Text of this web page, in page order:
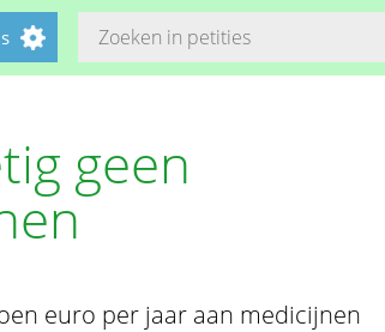
geen
euro per jaar aan medicijnen